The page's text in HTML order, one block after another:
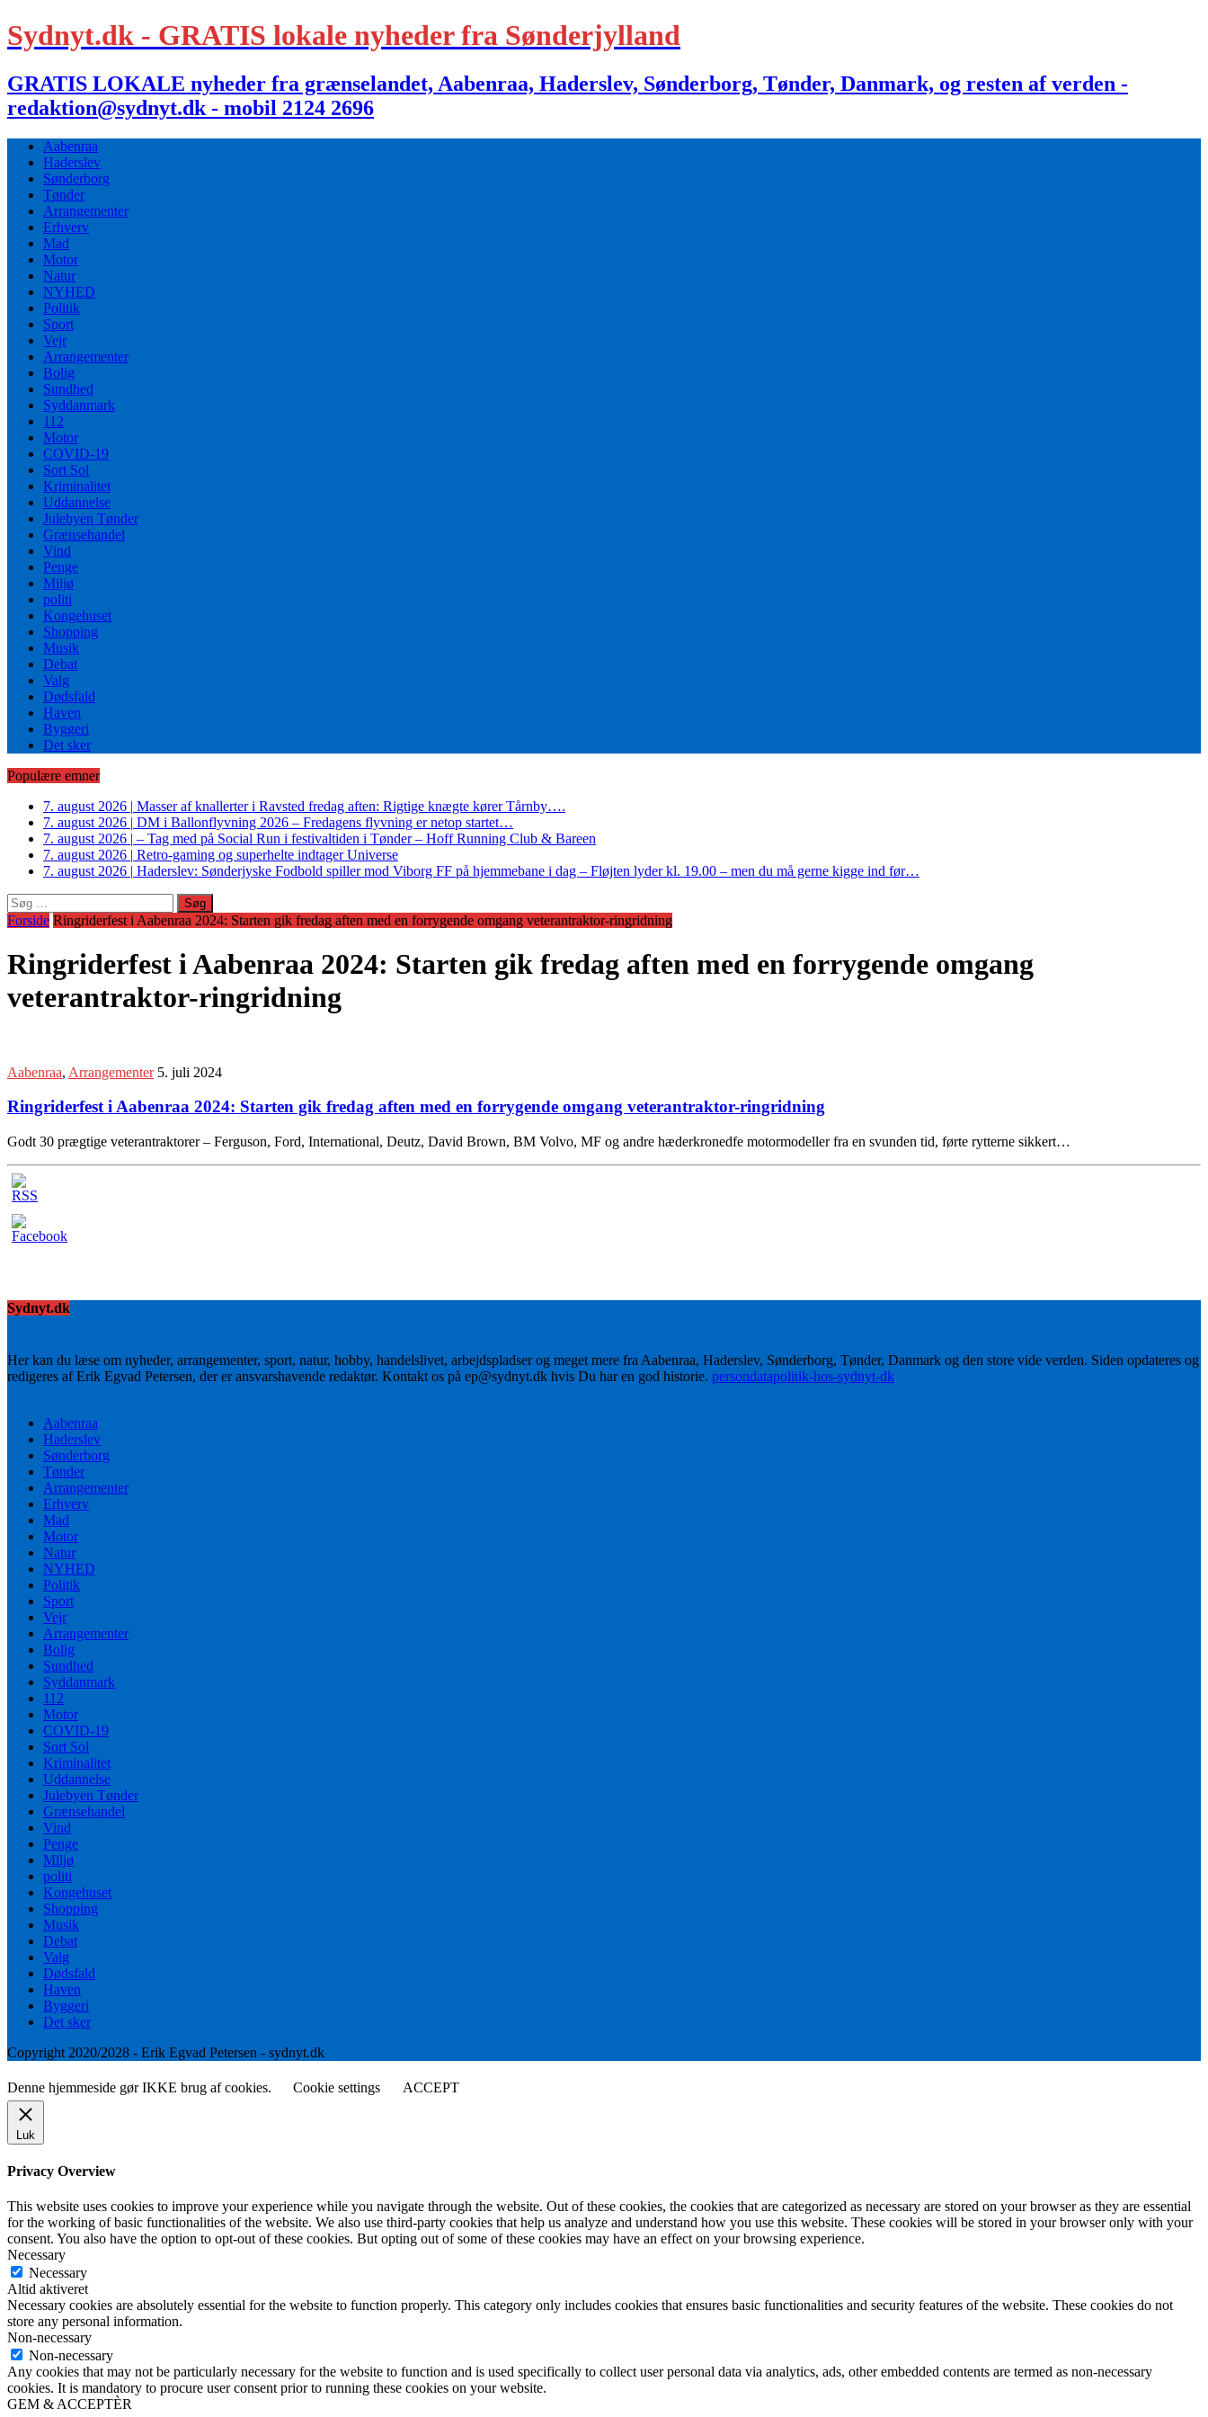
Sydnyt.dk - GRATIS lokale nyheder fra Sønderjylland
GRATIS LOKALE nyheder fra grænselandet, Aabenraa, Haderslev, Sønderborg, Tønder, Danmark, og resten af verden -
redaktion@sydnyt.dk - mobil 2124 2696
Aabenraa
Haderslev
Sønderborg
Tønder
Arrangementer
Erhverv
Mad
Motor
Natur
NYHED
Politik
Sport
Vejr
Arrangementer
Bolig
Sundhed
Syddanmark
112
Motor
COVID-19
Sort Sol
Kriminalitet
Uddannelse
Julebyen Tønder
Grænsehandel
Vind
Penge
Miljø
politi
Kongehuset
Shopping
Musik
Debat
Valg
Dødsfald
Haven
Byggeri
Det sker
Populære emner
7. august 2026 | Masser af knallerter i Ravsted fredag aften: Rigtige knægte kører Tårnby….
7. august 2026 | DM i Ballonflyvning 2026 – Fredagens flyvning er netop startet…
7. august 2026 | – Tag med på Social Run i festivaltiden i Tønder – Hoff Running Club & Bareen
7. august 2026 | Retro-gaming og superhelte indtager Universe
7. august 2026 | Haderslev: Sønderjyske Fodbold spiller mod Viborg FF på hjemmebane i dag – Fløjten lyder kl. 19.00 – men du må gerne kigge ind før…
Søg
efter:
Forside Ringriderfest i Aabenraa 2024: Starten gik fredag aften med en forrygende omgang veterantraktor-ringridning
Ringriderfest i Aabenraa 2024: Starten gik fredag aften med en forrygende omgang
veterantraktor-ringridning
Aabenraa, Arrangementer 5. juli 2024
Ringriderfest i Aabenraa 2024: Starten gik fredag aften med en forrygende omgang veterantraktor-ringridning
Godt 30 prægtige veterantraktorer – Ferguson, Ford, International, Deutz, David Brown, BM Volvo, MF og andre hæderkronedfe motormodeller fra en svunden tid, førte rytterne sikkert…
Sydnyt.dk
Her kan du læse om nyheder, arrangementer, sport, natur, hobby, handelslivet, arbejdspladser og meget mere fra Aabenraa, Haderslev, Sønderborg, Tønder, Danmark og den store vide verden. Siden opdateres og
redigeres af Erik Egvad Petersen, der er ansvarshavende redaktør. Kontakt os på ep@sydnyt.dk hvis Du har en god historie. persondatapolitik-hos-sydnyt-dk
Aabenraa
Haderslev
Sønderborg
Tønder
Arrangementer
Erhverv
Mad
Motor
Natur
NYHED
Politik
Sport
Vejr
Arrangementer
Bolig
Sundhed
Syddanmark
112
Motor
COVID-19
Sort Sol
Kriminalitet
Uddannelse
Julebyen Tønder
Grænsehandel
Vind
Penge
Miljø
politi
Kongehuset
Shopping
Musik
Debat
Valg
Dødsfald
Haven
Byggeri
Det sker
Copyright 2020/2028 - Erik Egvad Petersen - sydnyt.dk
Denne hjemmeside gør IKKE brug af cookies. Cookie settings ACCEPT
Luk
Privacy Overview
This website uses cookies to improve your experience while you navigate through the website. Out of these cookies, the cookies that are categorized as necessary are stored on your browser as they are essential
for the working of basic functionalities of the website. We also use third-party cookies that help us analyze and understand how you use this website. These cookies will be stored in your browser only with your
consent. You also have the option to opt-out of these cookies. But opting out of some of these cookies may have an effect on your browsing experience.
Necessary
Necessary
Altid aktiveret
Necessary cookies are absolutely essential for the website to function properly. This category only includes cookies that ensures basic functionalities and security features of the website. These cookies do not
store any personal information.
Non-necessary
Non-necessary
Any cookies that may not be particularly necessary for the website to function and is used specifically to collect user personal data via analytics, ads, other embedded contents are termed as non-necessary
cookies. It is mandatory to procure user consent prior to running these cookies on your website.
GEM & ACCEPTÈR